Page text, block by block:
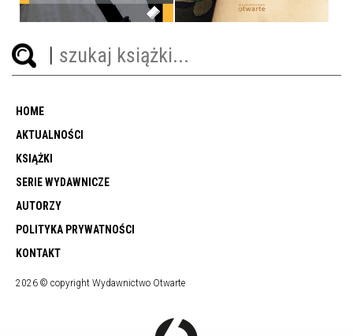
HOME
AKTUALNOŚCI
KSIĄŻKI
SERIE WYDAWNICZE
AUTORZY
POLITYKA PRYWATNOŚCI
KONTAKT
2026 © copyright Wydawnictwo Otwarte